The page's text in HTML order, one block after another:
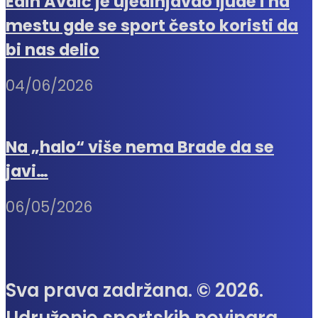
mestu gde se sport često koristi da
bi nas delio
04/06/2026
Na „halo“ više nema Brade da se
javi…
06/05/2026
Sva prava zadržana. © 2026.